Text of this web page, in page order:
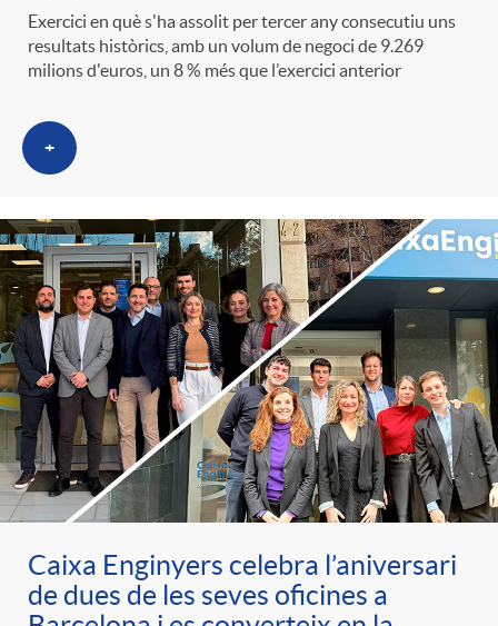
Exercici en què s'ha assolit per tercer any consecutiu uns
resultats històrics, amb un volum de negoci de 9.269
milions d'euros, un 8 % més que l’exercici anterior
+
Caixa Enginyers celebra l’aniversari
de dues de les seves oficines a